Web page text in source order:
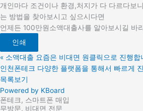
개인마다 조건이나 환경,처지가 다 다르다보
는 방법을 찾아보시고 싶으시다면
언제든 100만원소액대출사를 알아보시길 바
인쇄
« 소액대출 요즘은 비대면 원클릭으로 진행합
인천폰테크 다양한 플랫폼을 통해서 빠르게
목록보기
Powered by KBoard
폰테크, 스마트폰 매입
무방문, 비대면 전문